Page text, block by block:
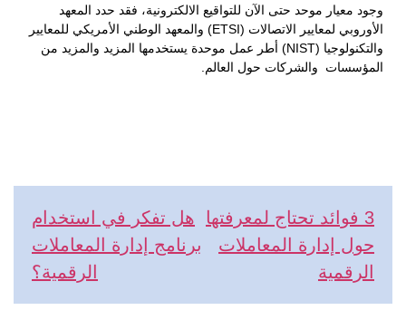
وجود معيار موحد حتى الآن للتواقيع الالكترونية، فقد حدد المعهد
الأوروبي لمعايير الاتصالات (ETSI) والمعهد الوطني الأمريكي للمعايير
والتكنولوجيا (NIST) أطر عمل موحدة يستخدمها المزيد والمزيد من
المؤسسات والشركات حول العالم.
3 فوائد تحتاج لمعرفتها
حول إدارة المعاملات
الرقمية
هل تفكر في استخدام
برنامج إدارة المعاملات
الرقمية؟